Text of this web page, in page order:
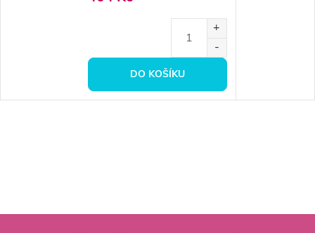
DO KOŠÍKU